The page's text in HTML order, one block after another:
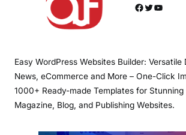
Facebook Twitter YouTube
Easy WordPress Websites Builder: Versatile
News, eCommerce and More – One-Click
1000+ Ready-made Templates for Stunning
Magazine, Blog, and Publishing Websites.